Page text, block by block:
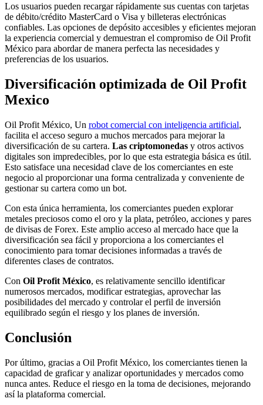
Los usuarios pueden recargar rápidamente sus cuentas con tarjetas
de débito/crédito MasterCard o Visa y billeteras electrónicas
confiables. Las opciones de depósito accesibles y eficientes mejoran
la experiencia comercial y demuestran el compromiso de Oil Profit
México para abordar de manera perfecta las necesidades y
preferencias de los usuarios.
Diversificación optimizada de Oil Profit
Mexico
Oil Profit México, Un robot comercial con inteligencia artificial,
facilita el acceso seguro a muchos mercados para mejorar la
diversificación de su cartera. Las criptomonedas y otros activos
digitales son impredecibles, por lo que esta estrategia básica es útil.
Esto satisface una necesidad clave de los comerciantes en este
negocio al proporcionar una forma centralizada y conveniente de
gestionar su cartera como un bot.
Con esta única herramienta, los comerciantes pueden explorar
metales preciosos como el oro y la plata, petróleo, acciones y pares
de divisas de Forex. Este amplio acceso al mercado hace que la
diversificación sea fácil y proporciona a los comerciantes el
conocimiento para tomar decisiones informadas a través de
diferentes clases de contratos.
Con Oil Profit México, es relativamente sencillo identificar
numerosos mercados, modificar estrategias, aprovechar las
posibilidades del mercado y controlar el perfil de inversión
equilibrado según el riesgo y los planes de inversión.
Conclusión
Por último, gracias a Oil Profit México, los comerciantes tienen la
capacidad de graficar y analizar oportunidades y mercados como
nunca antes. Reduce el riesgo en la toma de decisiones, mejorando
así la plataforma comercial.